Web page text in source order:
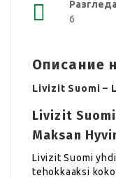
6
Описание
Livizit Suomi –
Livizit
Maksan
Livizit Suomi
tehokkaaksi